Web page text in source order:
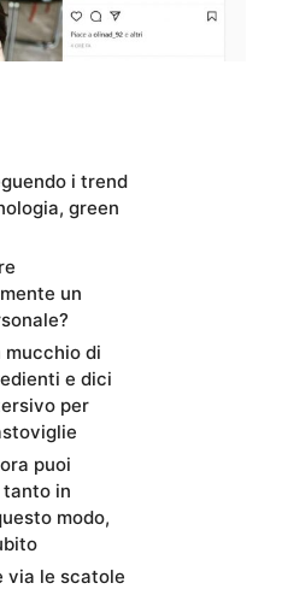
i trend
green
un
mucchio di
e dici
per
puoi
in
modo,
via le scatole